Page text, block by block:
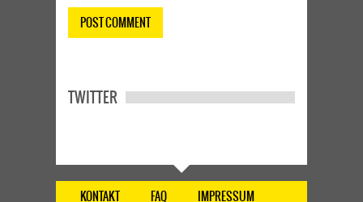
TWITTER
KONTAKT FAQ IMPRESSUM